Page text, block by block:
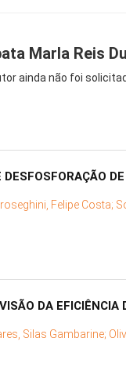
Marla Reis
ainda não foi
Felipe Costa;
DA
Silas Gambarine;